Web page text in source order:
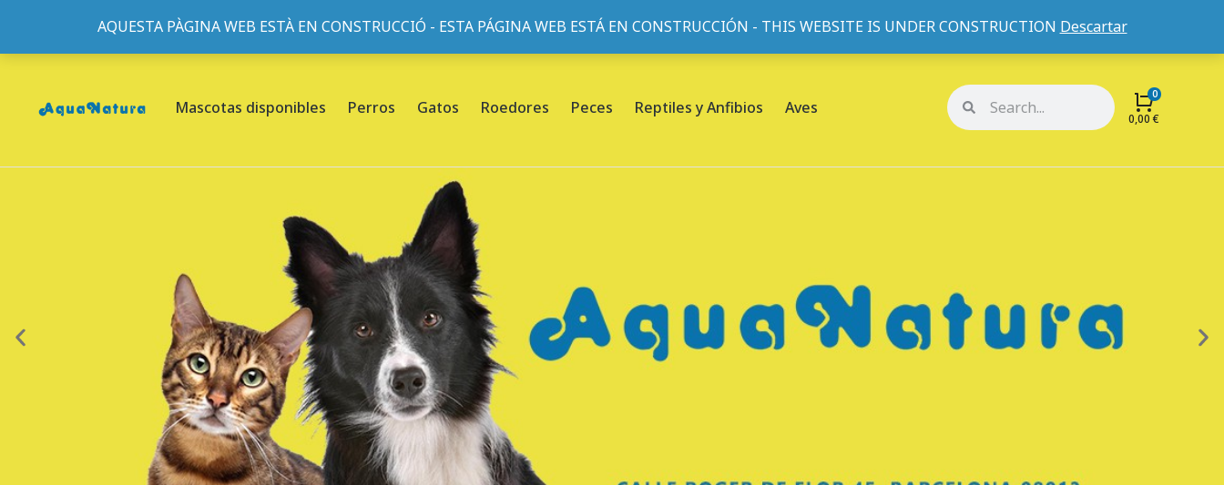
AQUESTA PÀGINA WEB ESTÀ EN CONSTRUCCIÓ - ESTA PÁGINA WEB ESTÁ EN CONSTRUCCIÓN - THIS WEBSITE IS UNDER CONSTRUCTION Descartar
933095977-933152057-933103463- C/ de Roger de Flor, 45, L'Eixample, 08013 Barcelona |Sobre nosotros Mi cuenta Mis pedidos
Mascotas disponibles Perros Gatos Roedores Peces Reptiles y Anfibios Aves
0,00€